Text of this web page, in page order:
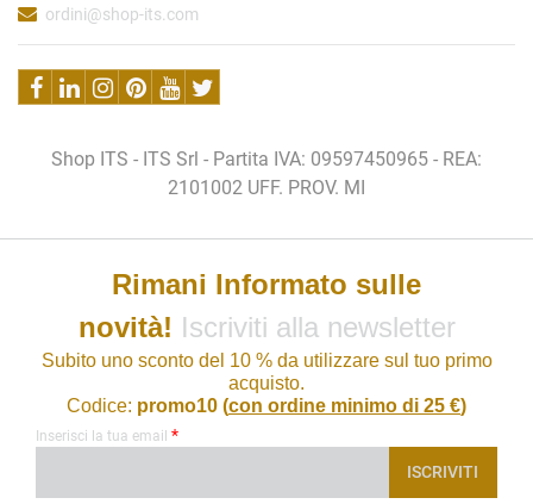
ordini@shop-its.com
Shop ITS - ITS Srl - Partita IVA: 09597450965 - REA:
2101002 UFF. PROV. MI
Rimani Informato sulle
novità! Iscriviti alla newsletter
Subito uno sconto del 10 % da utilizzare sul tuo primo
acquisto.
Codice: promo10 (con ordine minimo di 25 €)
Inserisci la tua email *